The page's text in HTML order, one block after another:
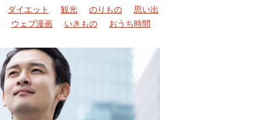
ダイエット 観光 のりもの
思い出
ウェブ漫画 いきもの おうち時間